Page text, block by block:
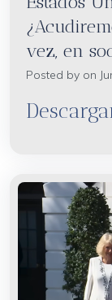
vez, en
Posted by on